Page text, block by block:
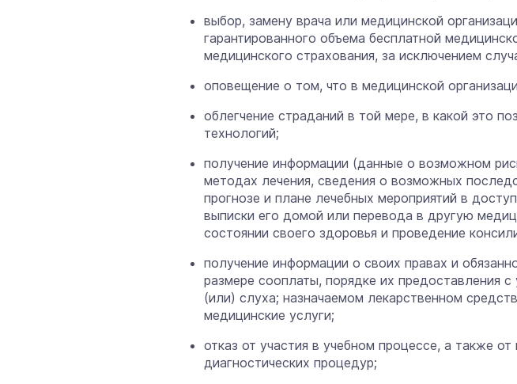
выбор, замену врача или медицинской
гарантированного объема бесплатной
медицинского страхования, за исключением
оповещение о том, что в медицинской
облегчение страданий в той мере, в какой это
технологий;
получение информации (данные о возможном
методах лечения, сведения о возможных
прогнозе и плане лечебных мероприятий в
выписки его домой или перевода в другую
состоянии своего здоровья и проведение
получение информации о своих правах и
размере сооплаты, порядке их предоставления
(или) слуха; назначаемом лекарственном
медицинские услуги;
отказ от участия в учебном процессе, а также
диагностических процедур;